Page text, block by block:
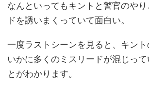
なんといってもキントと警官のや
ドを誘いまくっていて面白い。
一度ラストシーンを見ると、キン
いかに多くのミスリードが混じって
とがわかります。